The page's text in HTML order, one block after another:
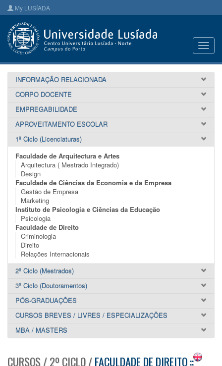
My LUSÍADA
INFORMAÇÃO RELACIONADA
CORPO DOCENTE
EMPREGABILIDADE
APROVEITAMENTO ESCOLAR
1º Ciclo (Licenciaturas)
Faculdade de Arquitectura e Artes
Arquitectura ( Mestrado Integrado)
Design
Faculdade de Ciências da Economia e da Empresa
Gestão de Empresa
Marketing
Instituto de Psicologia e Ciências da Educação
Psicologia
Faculdade de Direito
Criminologia
Direito
Relações Internacionais
2º Ciclo (Mestrados)
3º Ciclo (Doutoramentos)
PÓS-GRADUAÇÕES
CURSOS BREVES / LIVRES / ESPECIALIZAÇÕES
MBA / MASTERS
CURSOS / 2º CICLO /FACULDADE DE DIREITO ::